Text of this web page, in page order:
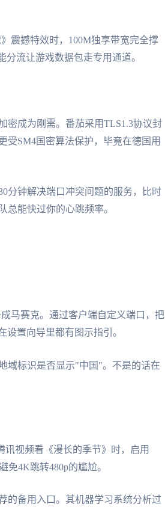
震撼特效时，100M独享带宽完全撑
流让游戏数据包走专用通道。
密成为刚需。番茄采用TLS1.3协议封
受SM4国密算法保护，毕竟在德国用
分钟解决端口冲突问题的服务，比时
总能快过你的心跳频率。
马赛克。通过客户端自定义端口，把
置向导里都有图示指引。
域标识是否显示"中国"。不是的话在
视频看《漫长的季节》时，启用
免4K跳转480p的尴尬。
的备用入口。其机器学习系统分析过